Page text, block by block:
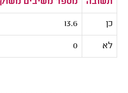
תשובה מספר משיבים
כן 13.6
לא 0